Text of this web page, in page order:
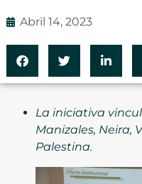
Abril 14, 2023
La iniciativa
Manizales, Neira,
Palestina.